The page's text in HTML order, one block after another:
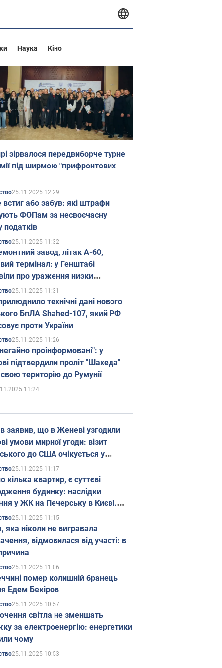
Наука Кіно
зірвалося передвиборче турне
під ширмою "прифронтових
25.11.2025 12:29
встиг або забув: які штрафи
ФОПам за несвоєчасну
податків
25.11.2025 11:32
завод, літак А-60,
термінал: у Генштабі
про ураження низки
об'єктів Росії
25.11.2025 11:31
технічні дані нового
БпЛА Shahed-107, який РФ
проти України
25.11.2025 11:26
проінформовані": у
підтвердили проліт "Шахеда"
територію до Румунії
11:24
заявив, що в Женеві узгодили
умови мирної угоди: візит
до США очікується у
25.11.2025 11:17
кілька квартир, є суттєві
будинку: наслідки
у ЖК на Печерську в Києві.
25.11.2025 11:15
яка ніколи не вигравала
відмовилася від участі: в
25.11.2025 11:06
помер колишній бранець
Едем Бекіров
25.11.2025 10:57
світла не зменшать
за електроенергію: енергетики
чому
25.11.2025 10:53